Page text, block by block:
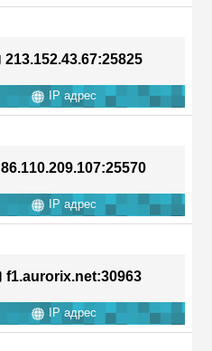
213.152.43.67:25825
IP адрес
86.110.209.107:25570
IP адрес
f1.aurorix.net:30963
IP адрес